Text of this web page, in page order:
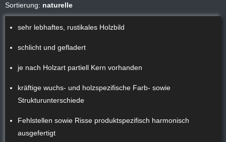
Sortierung: naturelle
sehr lebhaftes, rustikales Holzbild
schlicht und gefladert
je nach Holzart partiell Kern vorhanden
kräftige wuchs- und holzspezifische Farb- sowie
Strukturunterschiede
Fehlstellen sowie Risse produktspezifisch harmonisch
ausgefertigt